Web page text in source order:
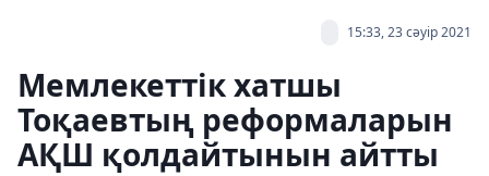
15:33, 23 сәуір 2021
Мемлекеттік хатшы
Тоқаевтың реформаларын
АҚШ қолдайтынын айтты